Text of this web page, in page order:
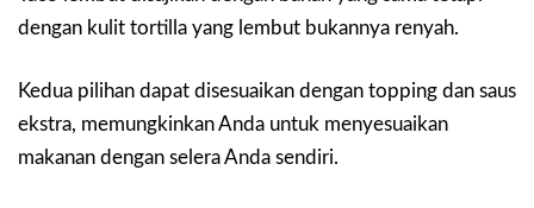
dengan kulit tortilla yang lembut bukannya renyah.
Kedua pilihan dapat disesuaikan dengan topping dan saus
ekstra, memungkinkan Anda untuk menyesuaikan
makanan dengan selera Anda sendiri.